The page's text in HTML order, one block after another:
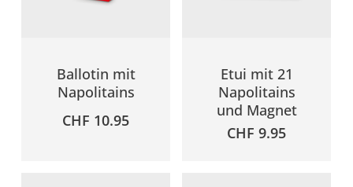
Ballotin mit
Napolitains
CHF 10.95
Etui mit 21
Napolitains
und Magnet
CHF 9.95